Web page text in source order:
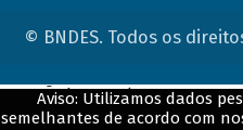
© BNDES. Todos os
Aviso: Utilizamos dados
semelhantes de acordo com
ConteÃºdo complementar